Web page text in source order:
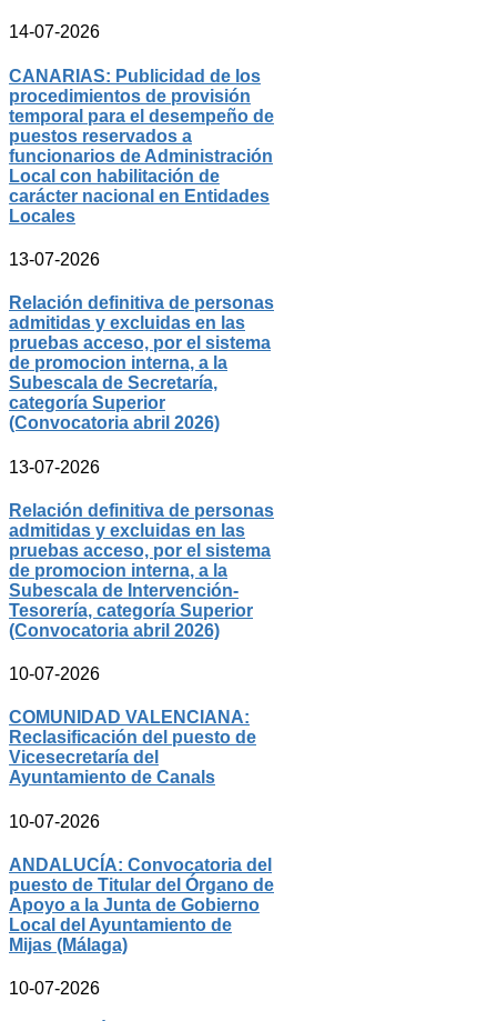
14-07-2026
CANARIAS: Publicidad de los
procedimientos de provisión
temporal para el desempeño de
puestos reservados a
funcionarios de Administración
Local con habilitación de
carácter nacional en Entidades
Locales
13-07-2026
Relación definitiva de personas
admitidas y excluidas en las
pruebas acceso, por el sistema
de promocion interna, a la
Subescala de Secretaría,
categoría Superior
(Convocatoria abril 2026)
13-07-2026
Relación definitiva de personas
admitidas y excluidas en las
pruebas acceso, por el sistema
de promocion interna, a la
Subescala de Intervención-
Tesorería, categoría Superior
(Convocatoria abril 2026)
10-07-2026
COMUNIDAD VALENCIANA:
Reclasificación del puesto de
Vicesecretaría del
Ayuntamiento de Canals
10-07-2026
ANDALUCÍA: Convocatoria del
puesto de Titular del Órgano de
Apoyo a la Junta de Gobierno
Local del Ayuntamiento de
Mijas (Málaga)
10-07-2026